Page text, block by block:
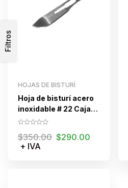
Filtros
HOJAS DE BISTURÍ
Hoja de bisturí acero
inoxidable # 22 Caja
C/100 piezas
$350.00 $290.00
+ IVA